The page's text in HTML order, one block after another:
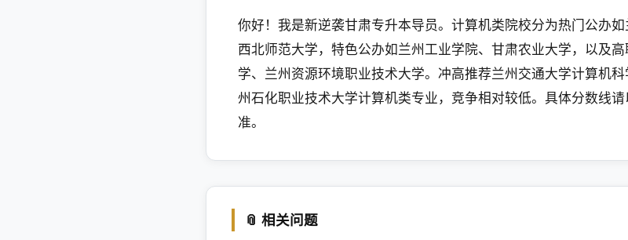
你好！我是新逆袭甘肃专升本导员。计算机类院校分为热门公办如
西北师范大学，特色公办如兰州工业学院、甘肃农业大学，以及
学、兰州资源环境职业技术大学。冲高推荐兰州交通大学计算机
州石化职业技术大学计算机类专业，竞争相对较低。具体分数线
准。
📎 相关问题